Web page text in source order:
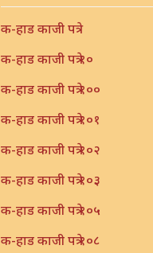
क-हाड काजी पत्रे
क-हाड काजी पत्रे १०
क-हाड काजी पत्रे १००
क-हाड काजी पत्रे १०१
क-हाड काजी पत्रे १०२
क-हाड काजी पत्रे १०३
क-हाड काजी पत्रे १०५
क-हाड काजी पत्रे १०८